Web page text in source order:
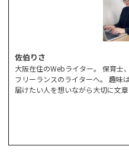
佐伯りさ
大阪在住のWebライター。 保育士
フリーランスのライターへ。 趣味
届けたい人を想いながら大切に文章